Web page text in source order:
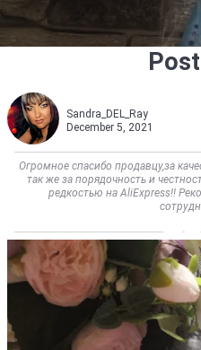
Sandra_DEL_Ray
December 5, 2021
Огромное спасибо продавцу,за
так же за порядочность и
редкостью на AliExpress!!